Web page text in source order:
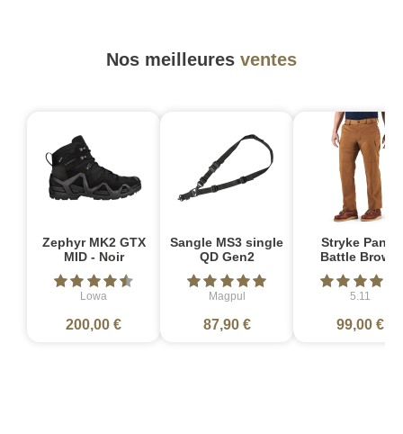
Nos meilleures ventes
Zephyr MK2 GTX
MID - Noir
Lowa
200,00 €
Sangle MS3 single
QD Gen2
Magpul
87,90 €
Stryke Pant -
Battle Brown
5.11
99,00 €